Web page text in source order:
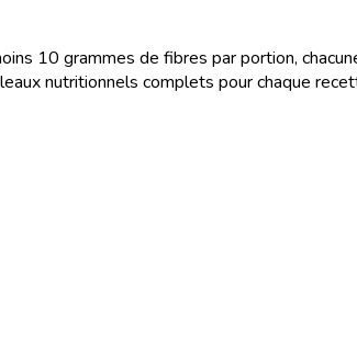
10 grammes de fibres par portion,
nutritionnels complets pour chaque